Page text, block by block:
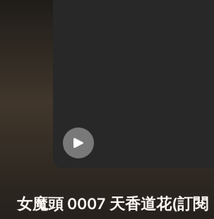
女魔頭 0007 天香道花(訂閱